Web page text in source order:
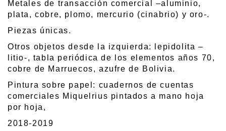
Metales de transacción comercial –aluminio,
plata, cobre, plomo, mercurio (cinabrio) y oro-.
Piezas únicas.
Otros objetos desde la izquierda: lepidolita –
litio-, tabla periódica de los elementos años 70,
cobre de Marruecos, azufre de Bolivia.
Pintura sobre papel: cuadernos de cuentas
comerciales Miquelrius pintados a mano hoja
por hoja,
2018-2019